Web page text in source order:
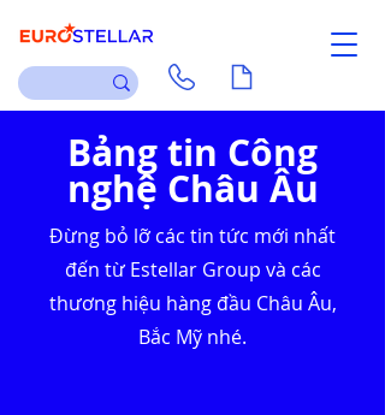
Liên hệ Tài liệu
Bảng tin Công
nghệ Châu Âu
Đừng bỏ lỡ các tin tức mới nhất
đến từ Estellar Group và các
thương hiệu hàng đầu Châu Âu,
Bắc Mỹ nhé.